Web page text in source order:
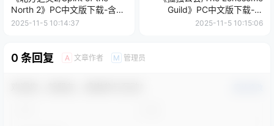
North 2》PC中文版下载-含
v12765.13488
2025-11-5 10:14:37
Guild》PC中文版下载-含
v20251030
2025-11-5 10:15:06
0 条回复 A 文章作者 M 管理员